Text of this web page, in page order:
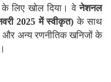
के लिए खोल दिया। वेनेशनल
2025में स्वीकृत) के साथ
और अन्य रणनीतिक खनिजों के